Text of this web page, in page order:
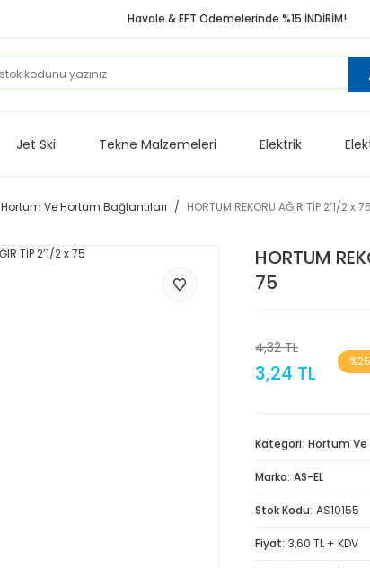
Havale & EFT Ödemelerinde %15 İNDİRİM!
Jet Ski Tekne Malzemeleri Elektrik
Hortum Ve Hortum Bağlantıları HORTUM REKORU AĞIR TİP 2’1/2 x 75
HORTUM
75
4,32 TL
3,24 TL
Kategori Hortum Ve
Marka AS-EL
Stok Kodu AS10155
Fiyat 3,60 TL + KDV